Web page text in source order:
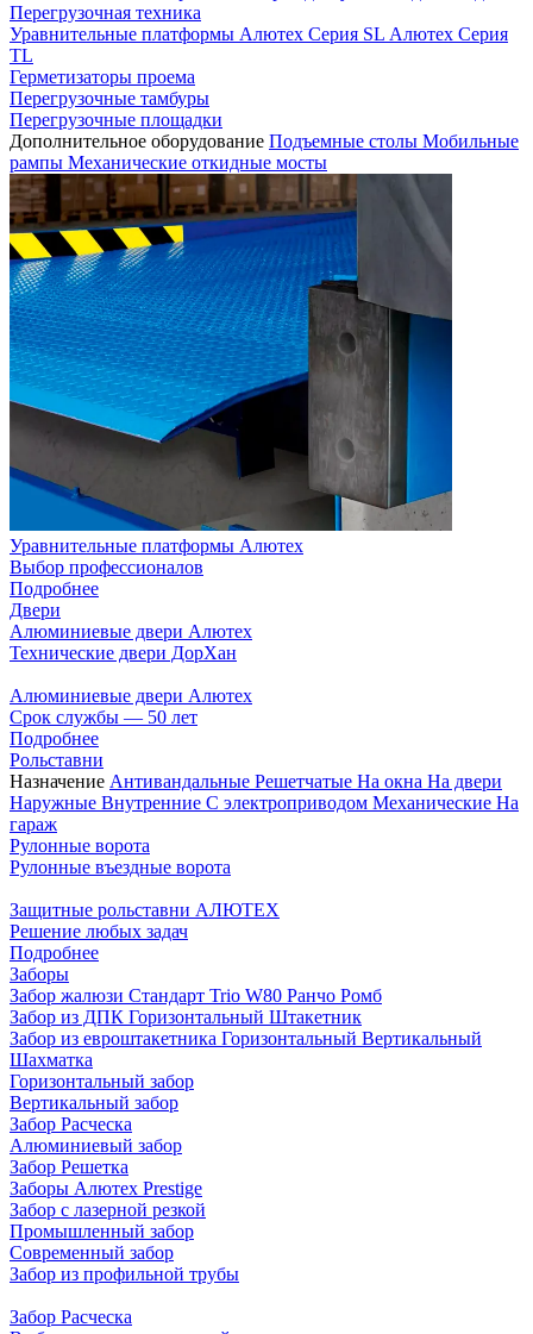
Перегрузочная техника
Уравнительные платформы Алютех Серия SL Алютех Серия
TL
Герметизаторы проема
Перегрузочные тамбуры
Перегрузочные площадки
Дополнительное оборудование Подъемные столы Мобильные
рампы Механические откидные мосты
Уравнительные платформы Алютех
Выбор профессионалов
Подробнее
Двери
Алюминиевые двери Алютех
Технические двери ДорХан
Алюминиевые двери Алютех
Срок службы — 50 лет
Подробнее
Рольставни
Назначение Антивандальные Решетчатые На окна На двери
Наружные Внутренние С электроприводом Механические На
гараж
Рулонные ворота
Рулонные въездные ворота
Защитные рольставни АЛЮТЕХ
Решение любых задач
Подробнее
Заборы
Забор жалюзи Стандарт Trio W80 Ранчо Ромб
Забор из ДПК Горизонтальный Штакетник
Забор из евроштакетника Горизонтальный Вертикальный
Шахматка
Горизонтальный забор
Вертикальный забор
Забор Расческа
Алюминиевый забор
Забор Решетка
Заборы Алютех Prestige
Забор с лазерной резкой
Промышленный забор
Современный забор
Забор из профильной трубы
Забор Расческа